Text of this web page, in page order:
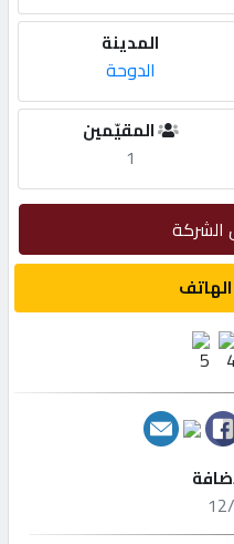
المدينة
الدوحة
المقيّمين
1
الشركة